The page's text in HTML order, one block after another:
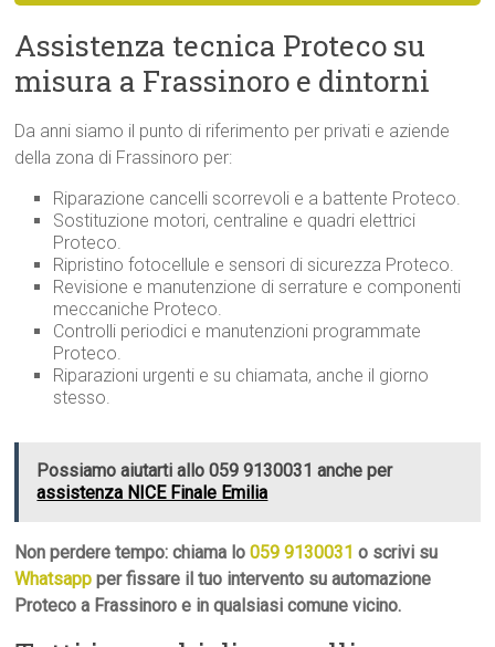
Assistenza tecnica Proteco su
misura a Frassinoro e dintorni
Da anni siamo il punto di riferimento per privati e aziende
della zona di Frassinoro per:
Riparazione cancelli scorrevoli e a battente Proteco.
Sostituzione motori, centraline e quadri elettrici
Proteco.
Ripristino fotocellule e sensori di sicurezza Proteco.
Revisione e manutenzione di serrature e componenti
meccaniche Proteco.
Controlli periodici e manutenzioni programmate
Proteco.
Riparazioni urgenti e su chiamata, anche il giorno
stesso.
Possiamo aiutarti allo 059 9130031 anche per
assistenza NICE Finale Emilia
Non perdere tempo: chiama lo059 9130031 o scrivi su
Whatsapp per fissare il tuo intervento su automazione
Proteco a Frassinoro e in qualsiasi comune vicino.